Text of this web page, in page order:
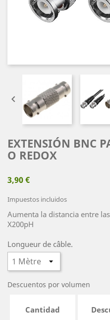

EXTENSIÓN BNC
O REDOX
3,90 €
Impuestos incluidos
Aumenta la distancia entre
X200pH
Longueur de câble.
Descuentos por volumen
Cantidad